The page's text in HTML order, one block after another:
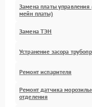
Замена платы управления
мейн платы)
Замена ТЭН
Устранение засора
Ремонт испарителя
Ремонт датчика
отделения